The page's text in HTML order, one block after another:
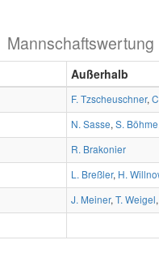
Mannschaftswertung
Außerhalb
F. Tzscheuschner,
N. Sasse, S. Böhme
R. Brakonier
L. Breßler, H.
J. Meiner, T. Weigel,